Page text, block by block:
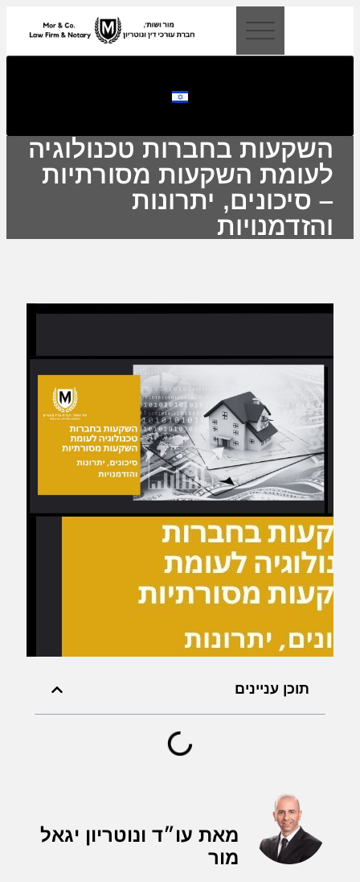
השקעות בחברות טכנולוגיה
לעומת השקעות מסורתיות
– סיכונים, יתרונות
והזדמנויות
תוכן עניינים
מאת עו״ד ונוטריון יגאל
מור